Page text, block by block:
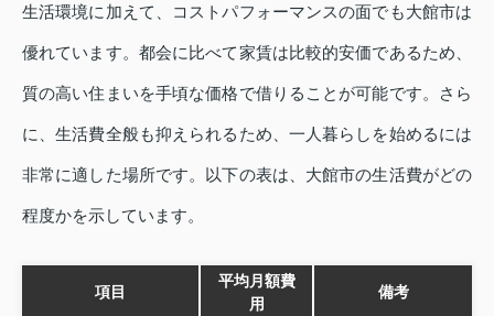
生活環境に加えて、コストパフォーマンスの面でも大館市は
優れています。都会に比べて家賃は比較的安価であるため、
質の高い住まいを手頃な価格で借りることが可能です。さら
に、生活費全般も抑えられるため、一人暮らしを始めるには
非常に適した場所です。以下の表は、大館市の生活費がどの
程度かを示しています。
項目
平均月額費
用
備考